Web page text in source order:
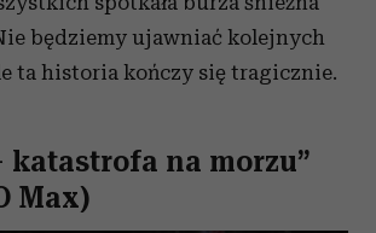
będziemy ujawniać kolejnych
ta historia kończy się tragicznie.
katastrofa na morzu”
Max)